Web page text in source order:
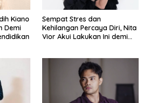
Kiano
Demi
Sempat Stres dan
Kehilangan Percaya Diri, Nita
Vior Akui Lakukan Ini demi